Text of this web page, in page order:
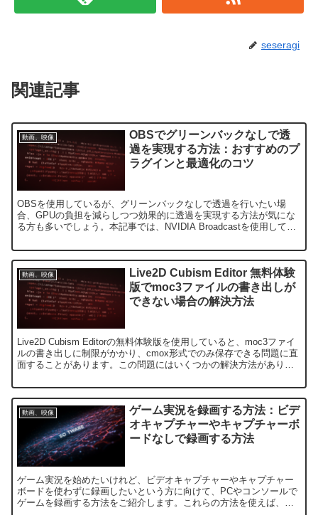
seseragi
関連記事
動画、映像
OBSでグリーンバックなしで透
過を実現する方法：おすすめのプ
ラグインと最適化のコツ
OBSを使用しているが、グリーンバックなしで透過を行いたい場
合、GPUの負担を減らしつつ効果的に透過を実現する方法が気にな
る方も多いでしょう。本記事では、NVIDIA Broadcastを使用してい
動画、映像
Live2D Cubism Editor 無料体験
版でmoc3ファイルの書き出しが
できない場合の解決方法
Live2D Cubism Editorの無料体験版を使用していると、moc3ファイ
ルの書き出しに制限がかかり、cmox形式でのみ保存できる問題に直
面することがあります。この問題にはいくつかの解決方法がありま
動画、映像
ゲーム実況を録画する方法：ビデ
オキャプチャーやキャプチャーボ
ードなしで録画する方法
ゲーム実況を始めたいけれど、ビデオキャプチャーやキャプチャー
ボードを使わずに録画したいという方に向けて、PCやコンソールで
ゲームを録画する方法をご紹介します。これらの方法を使えば、簡